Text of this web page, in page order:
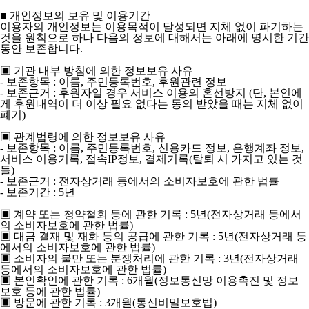
■ 개인정보의 보유 및 이용기간
이용자의 개인정보는 이용목적이 달성되면 지체 없이 파기하는
것을 원칙으로 하나 다음의 정보에 대해서는 아래에 명시한 기간
동안 보존합니다.
▣ 기관 내부 방침에 의한 정보보유 사유
- 보존항목 : 이름, 주민등록번호, 후원관련 정보
- 보존근거 : 후원자일 경우 서비스 이용의 혼선방지 (단, 본인에
게 후원내역이 더 이상 필요 없다는 동의 받았을 때는 지체 없이
폐기)
▣ 관계법령에 의한 정보보유 사유
- 보존항목 : 이름, 주민등록번호, 신용카드 정보, 은행계좌 정보,
서비스 이용기록, 접속IP정보, 결제기록(탈퇴 시 가지고 있는 것
들)
- 보존근거 : 전자상거래 등에서의 소비자보호에 관한 법률
- 보존기간 : 5년
▣ 계약 또는 청약철회 등에 관한 기록 : 5년(전자상거래 등에서
의 소비자보호에 관한 법률)
▣ 대금 결재 및 재화 등의 공급에 관한 기록 : 5년(전자상거래 등
에서의 소비자보호에 관한 법률)
▣ 소비자의 불만 또는 분쟁처리에 관한 기록 : 3년(전자상거래
등에서의 소비자보호에 관한 법률)
▣ 본인확인에 관한 기록 : 6개월(정보통신망 이용촉진 및 정보
보호 등에 관한 법률)
▣ 방문에 관한 기록 : 3개월(통신비밀보호법)